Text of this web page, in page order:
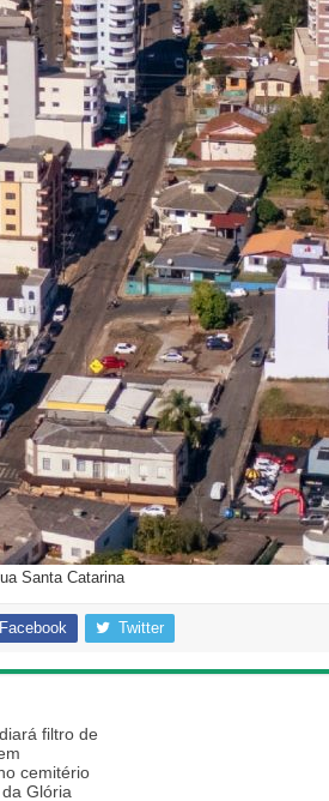
Santa Catarina
Facebook Twitter
filtro de
cemitério
Glória